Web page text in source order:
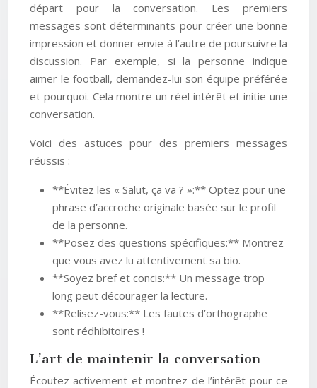
départ pour la conversation. Les premiers
messages sont déterminants pour créer une bonne
impression et donner envie à l’autre de poursuivre la
discussion. Par exemple, si la personne indique
aimer le football, demandez-lui son équipe préférée
et pourquoi. Cela montre un réel intérêt et initie une
conversation.
Voici des astuces pour des premiers messages
réussis :
**Évitez les « Salut, ça va ? »:** Optez pour une
phrase d’accroche originale basée sur le profil
de la personne.
**Posez des questions spécifiques:** Montrez
que vous avez lu attentivement sa bio.
**Soyez bref et concis:** Un message trop
long peut décourager la lecture.
**Relisez-vous:** Les fautes d’orthographe
sont rédhibitoires !
L’art de maintenir la conversation
Écoutez activement et montrez de l’intérêt pour ce